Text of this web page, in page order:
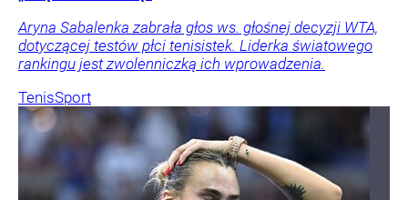
Aryna Sabalenka zabrała głos ws. głośnej decyzji WTA,
dotyczącej testów płci tenisistek. Liderka światowego
rankingu jest zwolenniczką ich wprowadzenia.
TenisSport